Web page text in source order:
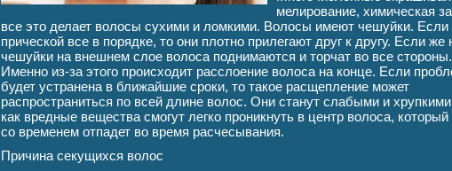
мелирование, химическая
все это делает волосы сухими и ломкими. Волосы имеют чешуйки. Если
прической все в порядке, то они плотно прилегают друг к другу. Если же
чешуйки на внешнем слое волоса поднимаются и торчат во все стороны.
Именно из-за этого происходит расслоение волоса на конце. Если
будет устранена в ближайшие сроки, то такое расщепление может
распространиться по всей длине волос. Они станут слабыми и
как вредные вещества смогут легко проникнуть в центр волоса,
со временем отпадет во время расчесывания.
Причина секущихся волос